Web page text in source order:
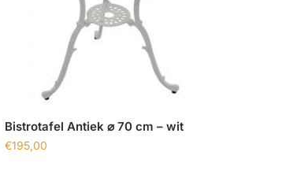
Bistrotafel Antiek ⌀ 70 cm – wit
€195,00